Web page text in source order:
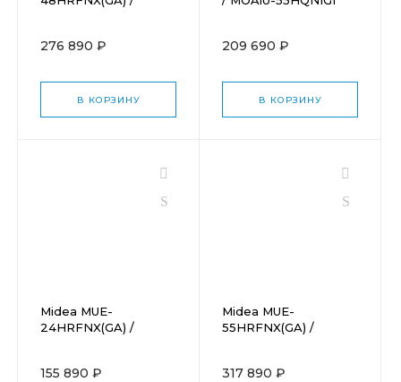
276 890 ₽
В КОРЗИНУ
209 690 ₽
В КОРЗИНУ
Midea MUE-
24HRFNX(GA) /
155 890 ₽
Midea MUE-
55HRFNX(GA) /
317 890 ₽